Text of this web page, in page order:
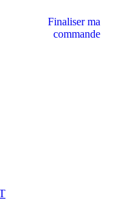
Finaliser ma
commande